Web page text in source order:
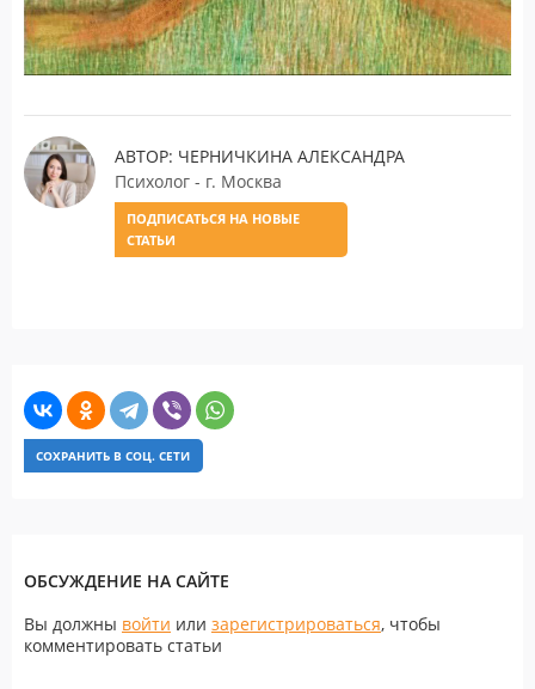
АВТОР: ЧЕРНИЧКИНА АЛЕКСАНДРА
Психолог - г. Москва
ПОДПИСАТЬСЯ НА НОВЫЕ
СТАТЬИ
СОХРАНИТЬ В СОЦ. СЕТИ
ОБСУЖДЕНИЕ НА САЙТЕ
Вы должны войти или зарегистрироваться, чтобы
комментировать статьи